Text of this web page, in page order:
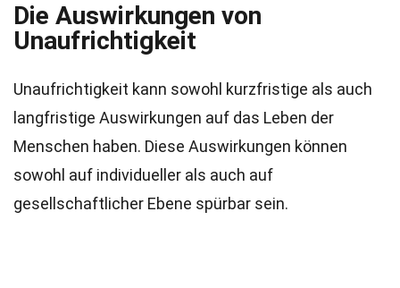
Die Auswirkungen von
Unaufrichtigkeit
Unaufrichtigkeit kann sowohl kurzfristige als auch
langfristige Auswirkungen auf das Leben der
Menschen haben. Diese Auswirkungen können
sowohl auf individueller als auch auf
gesellschaftlicher Ebene spürbar sein.